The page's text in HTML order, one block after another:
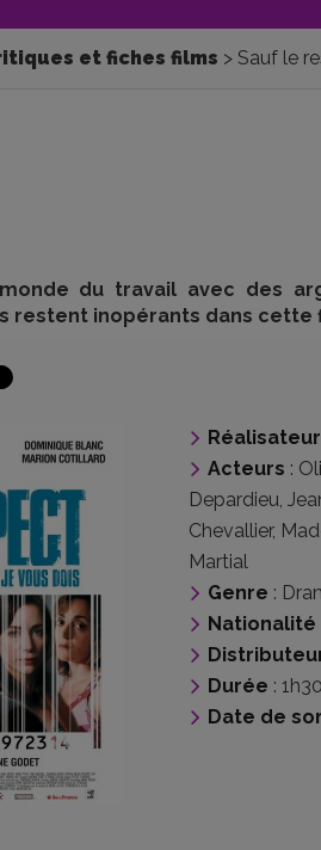
et fiches films Sauf le
du travail avec des
restent inopérants dans
Réalisateur
Acteurs :
Depardieu,
Chevallier,
Martial
Genre :
Nationalité
Durée :
Date de